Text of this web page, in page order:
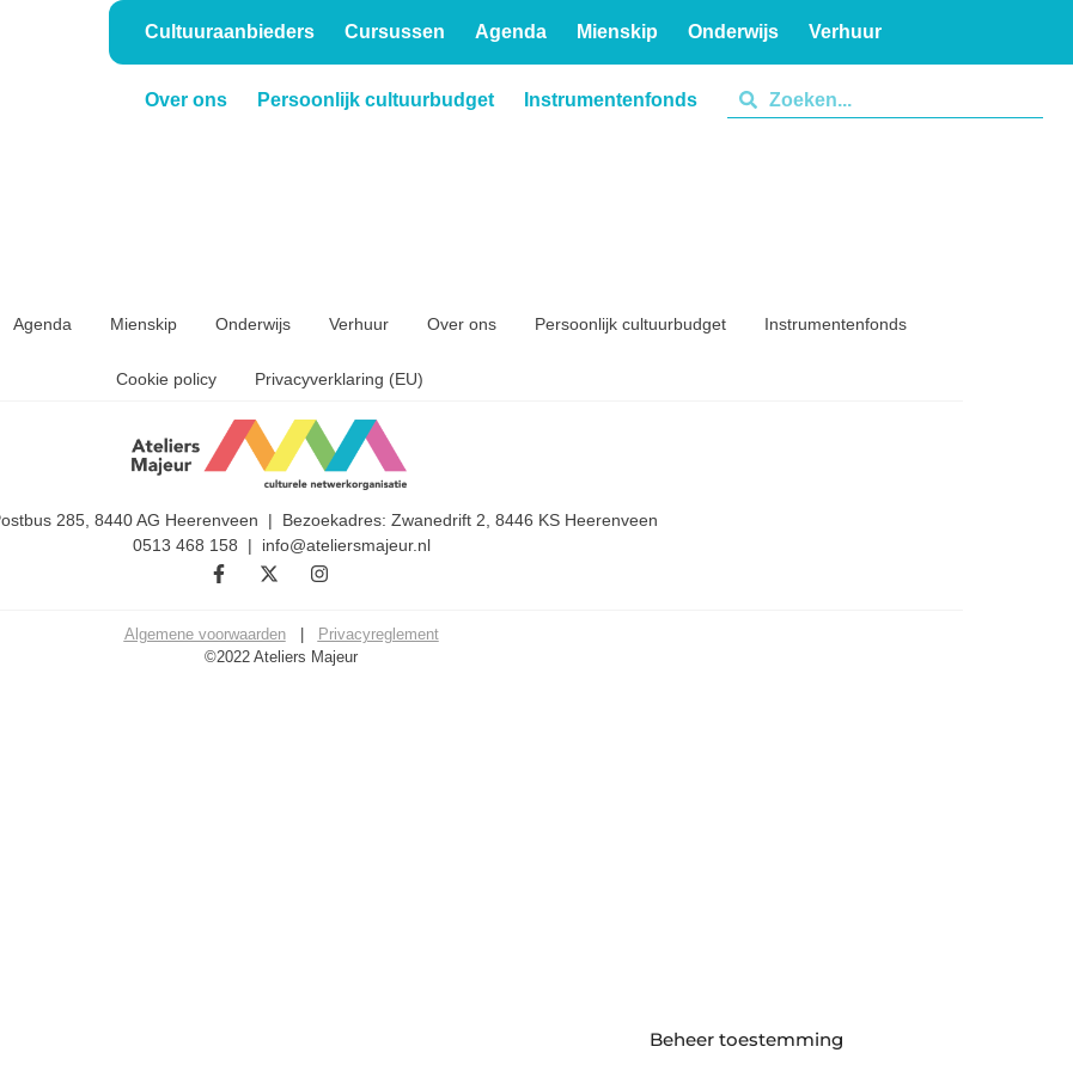
Beheer toestemming
Cultuuraanbieders Cursussen Agenda Mienskip Onderwijs Verhuur
Over ons Persoonlijk cultuurbudget
Instrumentenfonds
Agenda Mienskip Onderwijs Verhuur Over ons Persoonlijk cultuurbudget Instrumentenfonds
Cookie policy Privacyverklaring (EU)
285, 8440 AG Heerenveen | Bezoekadres: Zwanedrift 2, 8446 KS Heerenveen
0513 468 158 | info@ateliersmajeur.nl
Algemene voorwaarden|
Privacyreglement
©2022 Ateliers Majeur